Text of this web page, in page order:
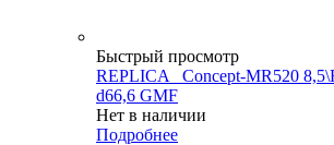
Быстрый просмотр
REPLICA _Concept-MR520
d66,6 GMF
Нет в наличии
Подробнее